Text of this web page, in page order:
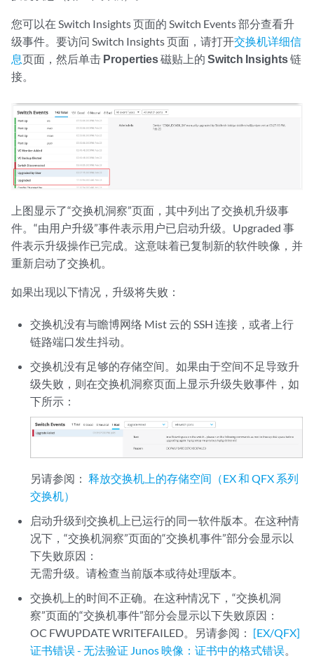
您可以在 Switch Insights 页面的 Switch Events 部分查看升
级事件。要访问 Switch Insights 页面，请打开交换机详细信
息页面，然后单击 Properties磁贴上的 Switch Insights链
接。
上图显示了“交换机洞察”页面，其中列出了交换机升级事
件。“由用户升级”事件表示用户已启动升级。Upgraded 事
件表示升级操作已完成。这意味着已复制新的软件映像，并
重新启动了交换机。
如果出现以下情况，升级将失败：
交换机没有与瞻博网络 Mist 云的 SSH 连接，或者上行
链路端口发生抖动。
交换机没有足够的存储空间。如果由于空间不足导致升
级失败，则在交换机洞察页面上显示升级失败事件，如
下所示：
另请参阅： 释放交换机上的存储空间（EX 和 QFX 系列
交换机）
启动升级到交换机上已运行的同一软件版本。在这种情
况下，“交换机洞察”页面的“交换机事件”部分会显示以
下失败原因：
无需升级。请检查当前版本或待处理版本。
交换机上的时间不正确。在这种情况下，“交换机洞
察”页面的“交换机事件”部分会显示以下失败原因：
OC FWUPDATE WRITEFAILED。另请参阅： [EX/QFX]
证书错误 - 无法验证 Junos 映像：证书中的格式错误